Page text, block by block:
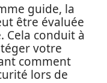
guide, la
être évaluée
Cela conduit à
votre
comment
lors de